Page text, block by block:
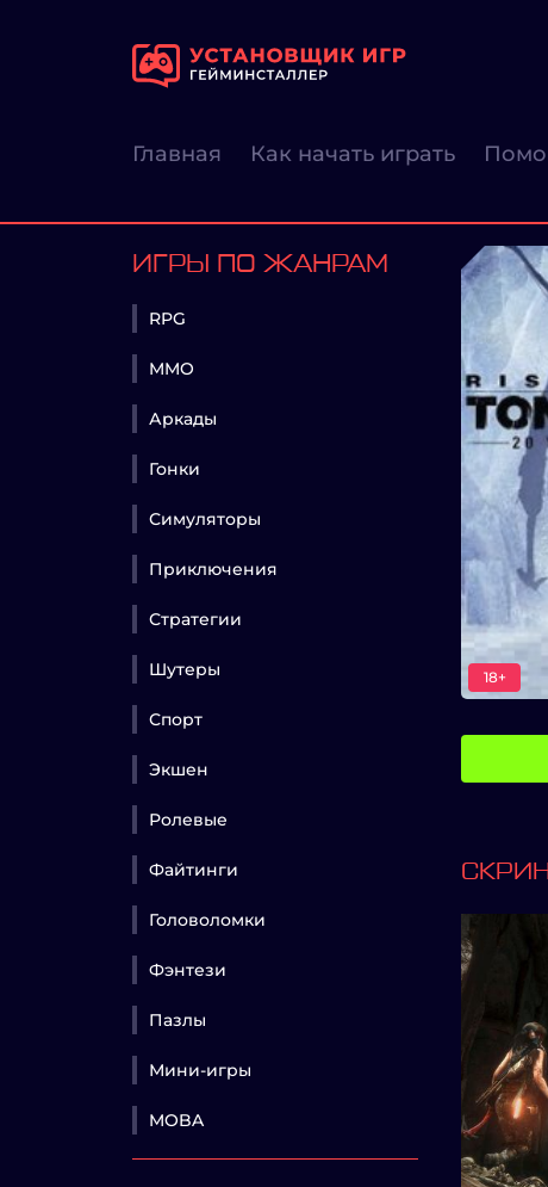
Главная Как начать играть
ИГРЫ ПО ЖАНРАМ
RPG
MMO
Аркады
Гонки
Симуляторы
Приключения
Стратегии
Шутеры
Спорт
Экшен
Ролевые
Файтинги
Головоломки
Фэнтези
Пазлы
Мини-игры
MOBA
18+